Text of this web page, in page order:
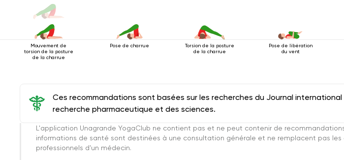
Mouvement de
torsion de la posture
de la charrue
Pose de charrue
Torsion de la posture
de la charrue
Pose de libération
du vent
Ces recommandations sont basées sur les recherches du Journal international
recherche pharmaceutique et des sciences.
L'application Unagrande YogaClub ne contient pas et ne peut contenir de
informations de santé sont destinées à une consultation générale et ne remplacent pas les
professionnels d'un médecin.